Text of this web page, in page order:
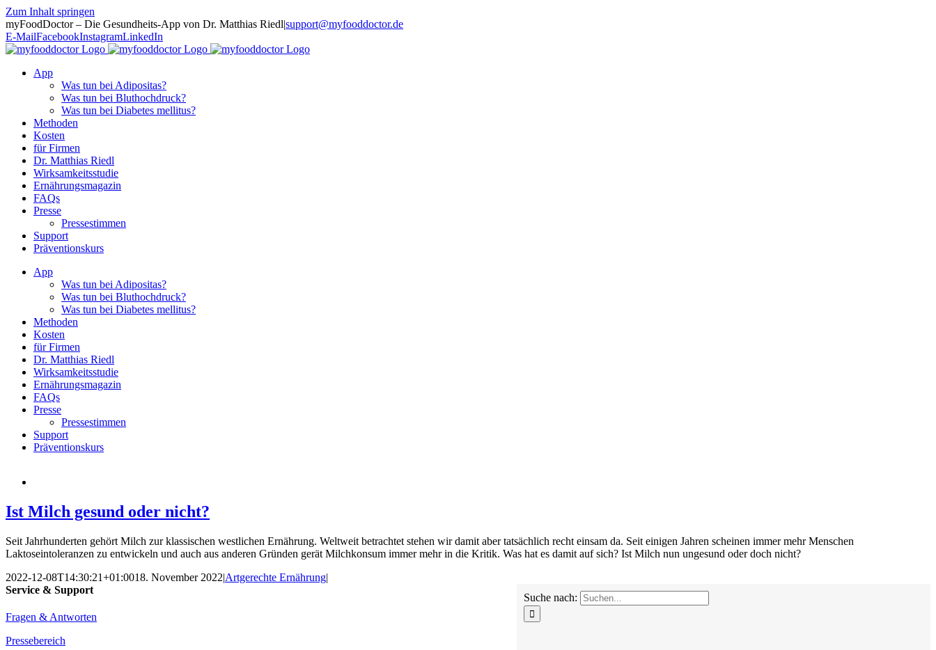
Zum Inhalt springen
myFoodDoctor – Die Gesundheits-App von Dr. Matthias Riedl|support@myfooddoctor.de
E-MailFacebookInstagramLinkedIn
App
Was tun bei Adipositas?
Was tun bei Bluthochdruck?
Was tun bei Diabetes mellitus?
Methoden
Kosten
für Firmen
Dr. Matthias Riedl
Wirksamkeitsstudie
Ernährungsmagazin
FAQs
Presse
Pressestimmen
Support
Präventionskurs
App
Was tun bei Adipositas?
Was tun bei Bluthochdruck?
Was tun bei Diabetes mellitus?
Methoden
Kosten
für Firmen
Dr. Matthias Riedl
Wirksamkeitsstudie
Ernährungsmagazin
FAQs
Presse
Pressestimmen
Support
Präventionskurs
Ist Milch gesund oder nicht?
Seit Jahrhunderten gehört Milch zur klassischen westlichen Ernährung. Weltweit betrachtet stehen wir damit aber tatsächlich recht einsam da. Seit einigen Jahren scheinen immer mehr Menschen
Laktoseintoleranzen zu entwickeln und auch aus anderen Gründen gerät Milchkonsum immer mehr in die Kritik. Was hat es damit auf sich? Ist Milch nun ungesund oder doch nicht?
2022-12-08T14:30:21+01:0018. November 2022|Artgerechte Ernährung|
Suche nach:
Service & Support
Fragen & Antworten
Pressebereich